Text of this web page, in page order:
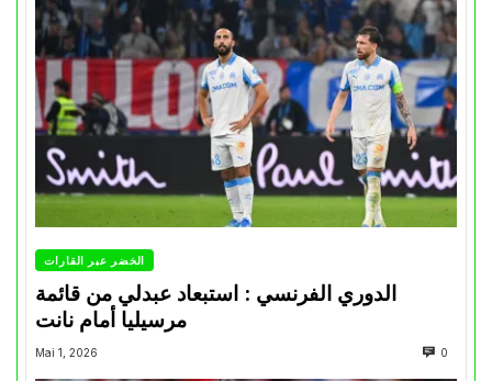
الخضر عبر القارات
الدوري الفرنسي : استبعاد عبدلي من قائمة
مرسيليا أمام نانت
Mai 1, 2026 0